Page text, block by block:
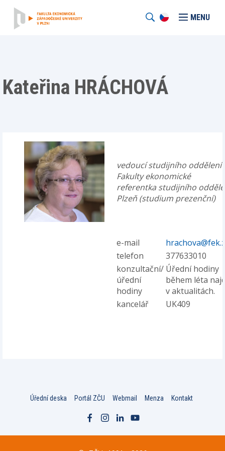
MENU
Kateřina HRÁCHOVÁ
vedoucí studijního oddělení
Fakulty ekonomické
referentka studijního
Plzeň (studium prezenční­)
e-mail
telefon
377633010
konzultační/
úřední
hodiny
Úřední hodiny
během léta
v aktualitách.
kancelář
UK409
Úřední deska Portál ZČU Webmail Menza Kontakt